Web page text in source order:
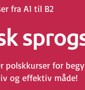
fra A1 til B2
polskkurser for
og effektiv måde!